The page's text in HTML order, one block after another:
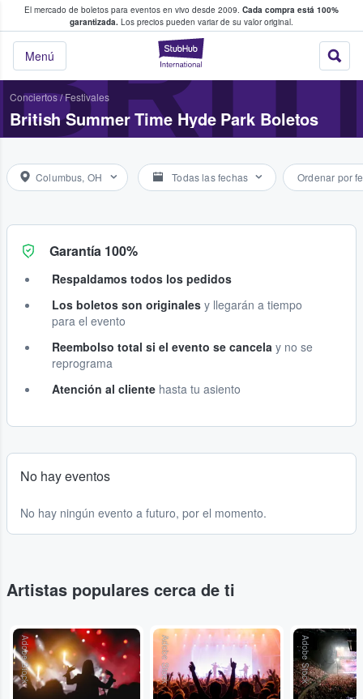
El mercado de boletos para eventos en vivo desde 2009. Cada compra está 100%
garantizada. Los precios pueden variar de su valor original.
StubHub: donde
Menú
fans compran y venden boletos
Conciertos/Festivales
British Summer Time Hyde Park Boletos
Columbus, OH Todas las fechas Ordenar por
Garantía 100%
Respaldamos todos los pedidos
Los boletos son originales y llegarán a tiempo
para el evento
Reembolso total si el evento se cancela y no se
reprograma
Atención al cliente hasta tu asiento
No hay eventos
No hay ningún evento a futuro, por el momento.
Artistas populares cerca de ti
Adobe Stock Adobe Stock Adobe Stock